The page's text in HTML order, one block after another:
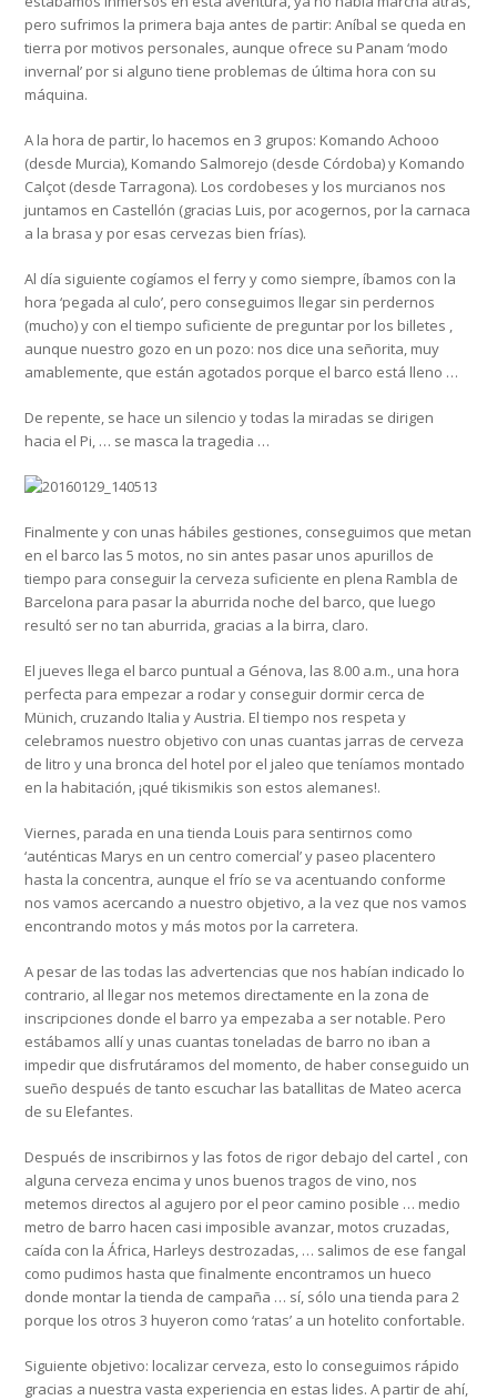
pero sufrimos la primera baja antes de partir: Aníbal se queda en
tierra por motivos personales, aunque ofrece su Panam ‘modo
invernal’ por si alguno tiene problemas de última hora con su
máquina.
A la hora de partir, lo hacemos en 3 grupos: Komando Achooo
(desde Murcia), Komando Salmorejo (desde Córdoba) y Komando
Calçot (desde Tarragona). Los cordobeses y los murcianos nos
juntamos en Castellón (gracias Luis, por acogernos, por la carnaca
a la brasa y por esas cervezas bien frías).
Al día siguiente cogíamos el ferry y como siempre, íbamos con la
hora ‘pegada al culo’, pero conseguimos llegar sin perdernos
(mucho) y con el tiempo suficiente de preguntar por los billetes ,
aunque nuestro gozo en un pozo: nos dice una señorita, muy
amablemente, que están agotados porque el barco está lleno …
De repente, se hace un silencio y todas la miradas se dirigen
hacia el Pi, … se masca la tragedia …
Finalmente y con unas hábiles gestiones, conseguimos que metan
en el barco las 5 motos, no sin antes pasar unos apurillos de
tiempo para conseguir la cerveza suficiente en plena Rambla de
Barcelona para pasar la aburrida noche del barco, que luego
resultó ser no tan aburrida, gracias a la birra, claro.
El jueves llega el barco puntual a Génova, las 8.00 a.m., una hora
perfecta para empezar a rodar y conseguir dormir cerca de
Münich, cruzando Italia y Austria. El tiempo nos respeta y
celebramos nuestro objetivo con unas cuantas jarras de cerveza
de litro y una bronca del hotel por el jaleo que teníamos montado
en la habitación, ¡qué tikismikis son estos alemanes!.
Viernes, parada en una tienda Louis para sentirnos como
‘auténticas Marys en un centro comercial’ y paseo placentero
hasta la concentra, aunque el frío se va acentuando conforme
nos vamos acercando a nuestro objetivo, a la vez que nos vamos
encontrando motos y más motos por la carretera.
A pesar de las todas las advertencias que nos habían indicado lo
contrario, al llegar nos metemos directamente en la zona de
inscripciones donde el barro ya empezaba a ser notable. Pero
estábamos allí y unas cuantas toneladas de barro no iban a
impedir que disfrutáramos del momento, de haber conseguido un
sueño después de tanto escuchar las batallitas de Mateo acerca
de su Elefantes.
Después de inscribirnos y las fotos de rigor debajo del cartel , con
alguna cerveza encima y unos buenos tragos de vino, nos
metemos directos al agujero por el peor camino posible … medio
metro de barro hacen casi imposible avanzar, motos cruzadas,
caída con la África, Harleys destrozadas, … salimos de ese fangal
como pudimos hasta que finalmente encontramos un hueco
donde montar la tienda de campaña … sí, sólo una tienda para 2
porque los otros 3 huyeron como ‘ratas’ a un hotelito confortable.
Siguiente objetivo: localizar cerveza, esto lo conseguimos rápido
gracias a nuestra vasta experiencia en estas lides. A partir de ahí,